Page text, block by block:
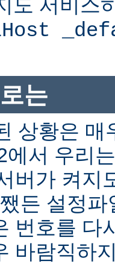
도 서비스
는
상황은 매
에서 우리
버가 켜지
든 설정
번호를 다
바람직하